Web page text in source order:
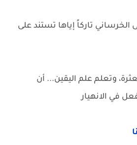
الخرساني تاركاً إياها تستند على
وتعلم علم اليقين... أن
في الانهيار